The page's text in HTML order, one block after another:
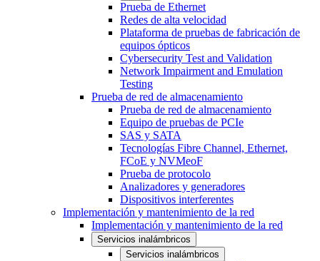
Prueba de Ethernet
Redes de alta velocidad
Plataforma de pruebas de fabricación de
equipos ópticos
Cybersecurity Test and Validation
Network Impairment and Emulation
Testing
Prueba de red de almacenamiento
Prueba de red de almacenamiento
Equipo de pruebas de PCIe
SAS y SATA
Tecnologías Fibre Channel, Ethernet,
FCoE y NVMeoF
Prueba de protocolo
Analizadores y generadores
Dispositivos interferentes
Implementación y mantenimiento de la red
Implementación y mantenimiento de la red
Servicios inalámbricos
Servicios inalámbricos